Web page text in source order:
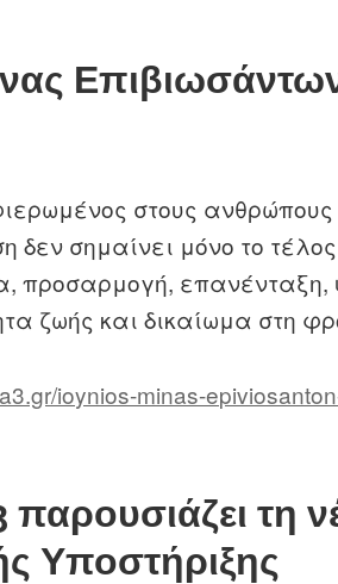
στους
δεν σημαίνει μόνο το
προσαρμογή, επανένταξη,
ζωής και δικαίωμα στη
ioynios-minas-
τη
Υποστήριξης